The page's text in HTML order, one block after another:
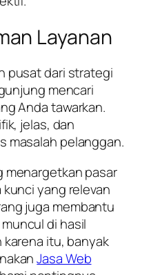
Layanan
pusat dari strategi
mencari
Anda tawarkan.
jelas, dan
masalah pelanggan.
menargetkan pasar
yang relevan
juga membantu
di hasil
karena itu, banyak
Jasa Web